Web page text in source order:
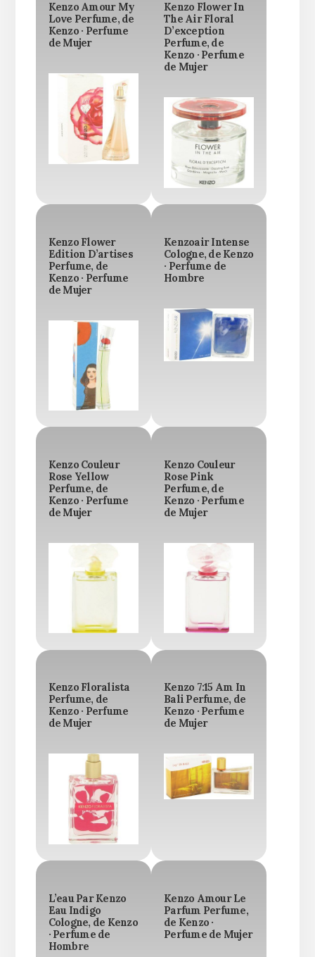
Kenzo Amour My
Love Perfume, de
Kenzo · Perfume
de Mujer
Kenzo Flower In
The Air Floral
D’exception
Perfume, de
Kenzo · Perfume
de Mujer
Kenzo Flower
Edition D’artises
Perfume, de
Kenzo · Perfume
de Mujer
Kenzoair Intense
Cologne, de Kenzo
· Perfume de
Hombre
Kenzo Couleur
Rose Yellow
Perfume, de
Kenzo · Perfume
de Mujer
Kenzo Couleur
Rose Pink
Perfume, de
Kenzo · Perfume
de Mujer
Kenzo Floralista
Perfume, de
Kenzo · Perfume
de Mujer
Kenzo 7:15 Am In
Bali Perfume, de
Kenzo · Perfume
de Mujer
L’eau Par Kenzo
Eau Indigo
Cologne, de Kenzo
· Perfume de
Hombre
Kenzo Amour Le
Parfum Perfume,
de Kenzo ·
Perfume de Mujer